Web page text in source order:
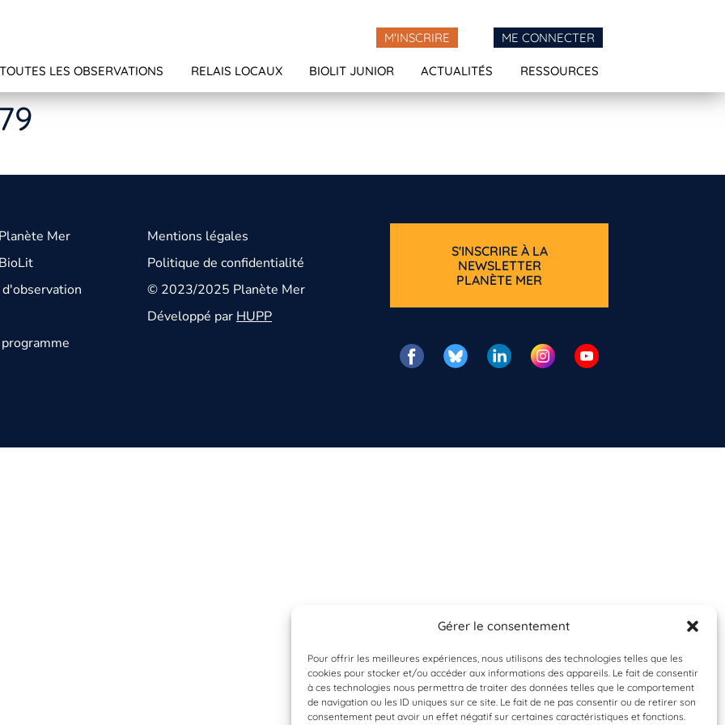
Gérer le consentement
Pour offrir les meilleures expériences, nous utilisons des technologies telles que les
cookies pour stocker et/ou accéder aux informations des appareils. Le fait de consentir
à ces technologies nous permettra de traiter des données telles que le comportement
de navigation ou les ID uniques sur ce site. Le fait de ne pas consentir ou de retirer son
consentement peut avoir un effet négatif sur certaines caractéristiques et fonctions.
M'INSCRIRE ME CONNECTER
TOUTES LES OBSERVATIONS RELAIS LOCAUX BIOLIT JUNIOR ACTUALITÉS RESSOURCES
Mer
Mentions légales
Politique de confidentialité
© 2023/2025 Planète Mer
Développé parHUPP
S'INSCRIRE À LA
NEWSLETTER
PLANÈTE MER